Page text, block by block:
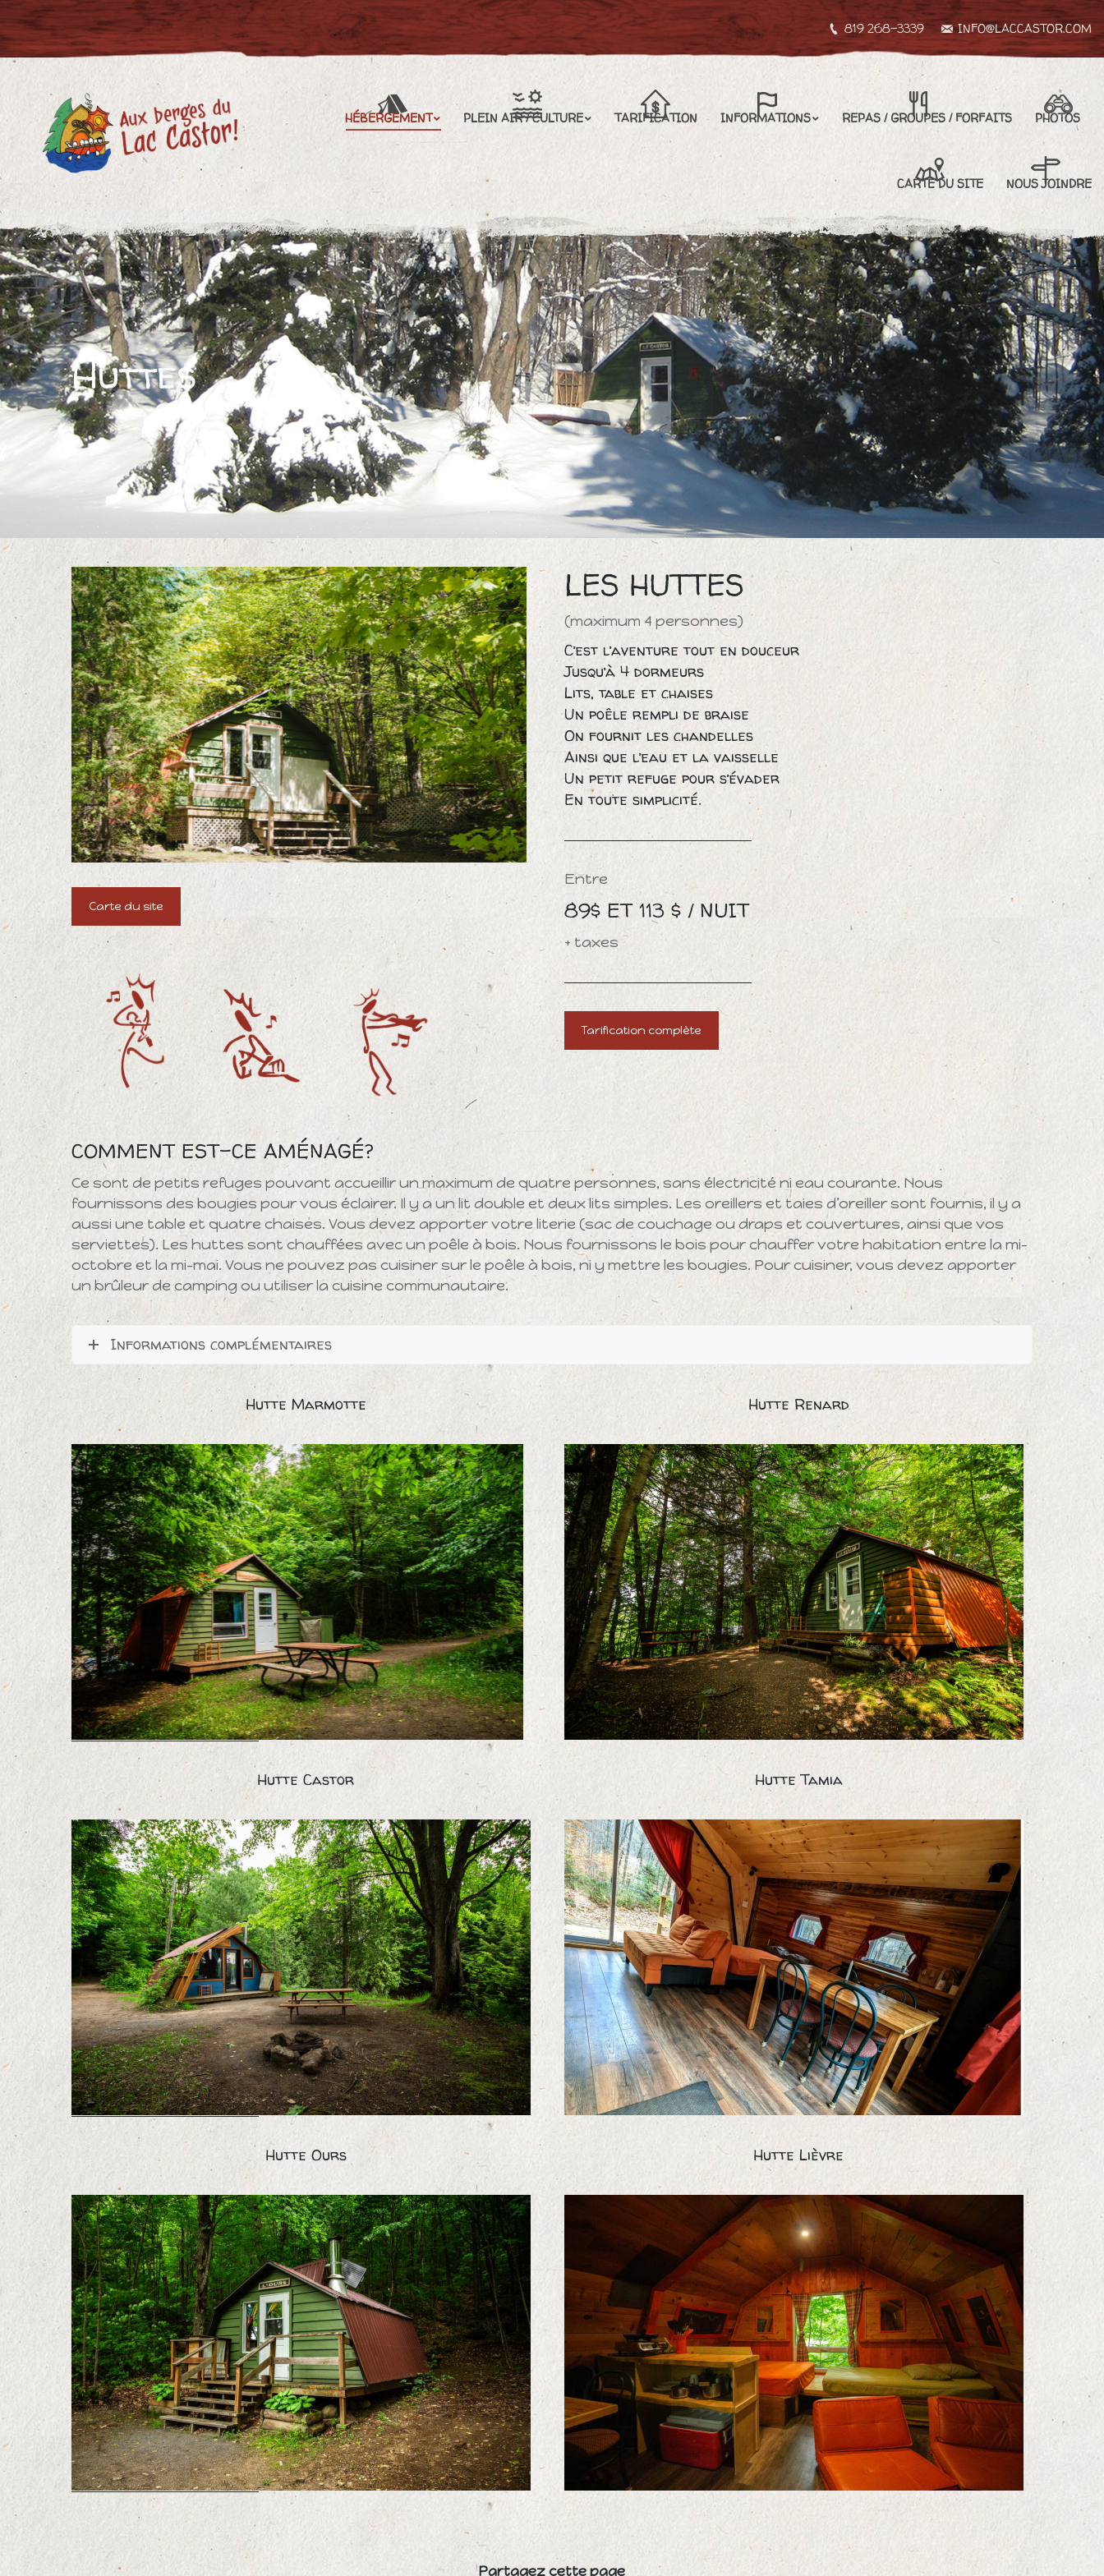
819 268-3339 INFO@LACCASTOR.COM
HÉBERGEMENT PLEIN AIR / CULTURE TARIFICATION INFORMATIONS REPAS / GROUPES / FORFAITS PHOTOS
CARTE DU SITE NOUS JOINDRE
Huttes
Carte du site
LES HUTTES
(maximum 4 personnes)
C’est l’aventure tout en douceur
Jusqu’à 4 dormeurs
Lits, table et chaises
Un poêle rempli de braise
On fournit les chandelles
Ainsi que l’eau et la vaisselle
Un petit refuge pour s’évader
En toute simplicité.
Entre
89$ ET 113 $ / NUIT
+ taxes
Tarification complète
COMMENT EST-CE AMÉNAGÉ?
Ce sont de petits refuges pouvant accueillir un maximum de quatre personnes, sans électricité ni eau courante. Nous
fournissons des bougies pour vous éclairer. Il y a un lit double et deux lits simples. Les oreillers et taies d’oreiller sont fournis, il y a
aussi une table et quatre chaises. Vous devez apporter votre literie (sac de couchage ou draps et couvertures, ainsi que vos
serviettes). Les huttes sont chauffées avec un poêle à bois. Nous fournissons le bois pour chauffer votre habitation entre la mi-
octobre et la mi-mai. Vous ne pouvez pas cuisiner sur le poêle à bois, ni y mettre les bougies. Pour cuisiner, vous devez apporter
un brûleur de camping ou utiliser la cuisine communautaire.
Informations complémentaires
Hutte Marmotte
IMG_7357 IMG_7361
Hutte Renard
Hutte Castor Hutte Tamia
Hutte Ours Hutte Lièvre
Partagez cette page
HÉBERGEMENT PLEIN AIR / CULTURE TARIFICATION INFORMATIONS REPAS / GROUPES / FORFAITS PHOTOS CARTE DU SITE
NOUS JOINDRE